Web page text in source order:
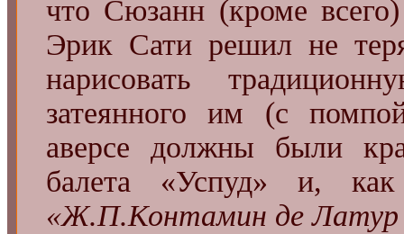
что Сюзанн (кроме
Эрик Сати решил не
нарисовать
затеянного им (с
аверсе должны были
балета «Успуд» и,
«Ж.П.Контамин де